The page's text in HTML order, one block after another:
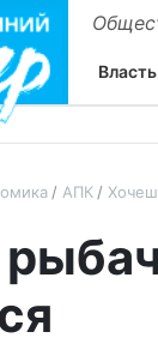
Власть
АПК